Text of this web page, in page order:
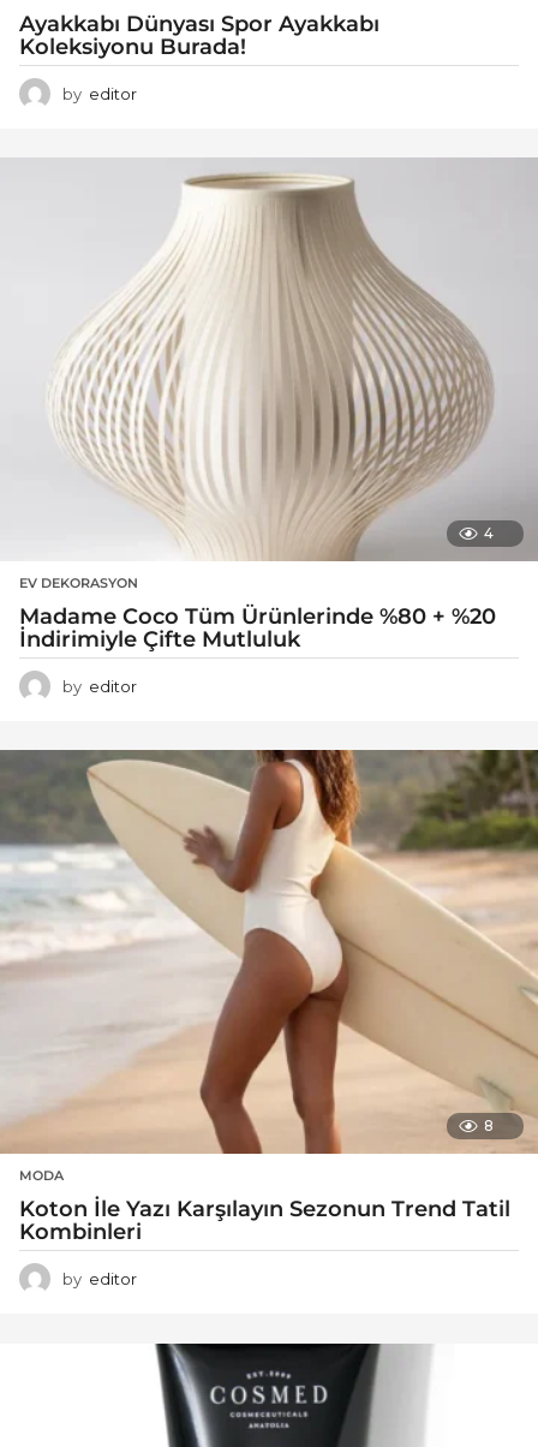
Ayakkabı Dünyası Spor Ayakkabı
Koleksiyonu Burada!
by editor
4
EV DEKORASYON
Madame Coco Tüm Ürünlerinde %80 + %20
İndirimiyle Çifte Mutluluk
by editor
8
MODA
Koton İle Yazı Karşılayın Sezonun Trend Tatil
Kombinleri
by editor